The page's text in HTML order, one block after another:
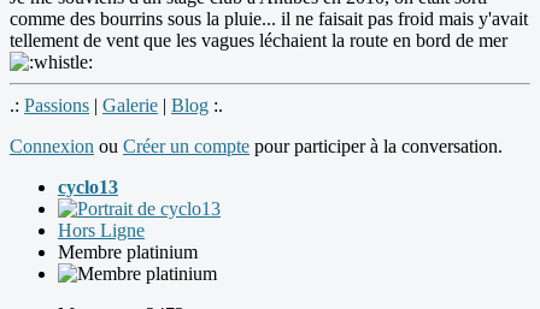
comme des bourrins sous la pluie... il ne faisait pas froid mais y'avait
tellement de vent que les vagues léchaient la route en bord de mer
.: Passions | Galerie | Blog :.
Connexion ou Créer un compte pour participer à la conversation.
cyclo13
Hors Ligne
Membre platinium